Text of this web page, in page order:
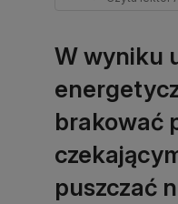
W wyniku
brakować
puszczać